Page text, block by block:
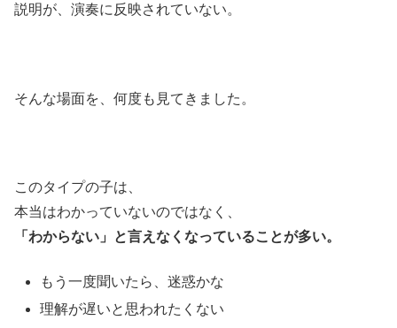
説明が、演奏に反映されていない。
そんな場面を、何度も見てきました。
このタイプの子は、
本当はわかっていないのではなく、
「わからない」と言えなくなっていることが多い。
もう一度聞いたら、迷惑かな
理解が遅いと思われたくない